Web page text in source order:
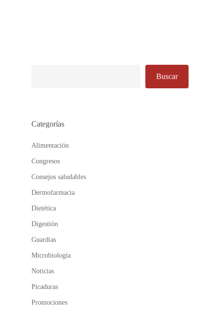
Buscar
Categorías
Alimentación
Congresos
Consejos saludables
Dermofarmacia
Dietética
Digestión
Guardias
Microbiología
Noticias
Picaduras
Promociones